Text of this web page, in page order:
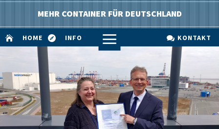
MEHR CONTAINER FÜR DEUTSCHLAND
 HOME  INFO a  KONTAKT